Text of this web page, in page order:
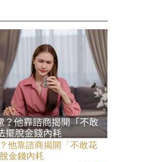
他靠諮商揭開「不敢花
金錢內耗